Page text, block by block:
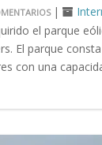
|
el parque
El parque
con una